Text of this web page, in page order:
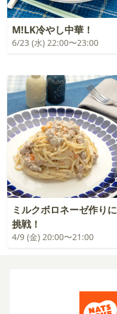
M!LK冷やし中華！
6/23 (水) 22:00〜23:00
ミルクボロネーゼ作りに
挑戦！
4/9 (金) 20:00〜21:00